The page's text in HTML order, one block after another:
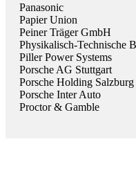
Panasonic
Papier Union
Peiner Träger GmbH
Physikalisch-Technische
Piller Power Systems
Porsche AG Stuttgart
Porsche Holding Salzburg
Porsche Inter Auto
Proctor & Gamble